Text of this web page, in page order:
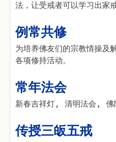
法，让受戒者可以学习出家
例常共修
为培养佛友们的宗教情操及
各项修持活动。
常年法会
新春吉祥灯, 清明法会, 佛
传授三皈五戒